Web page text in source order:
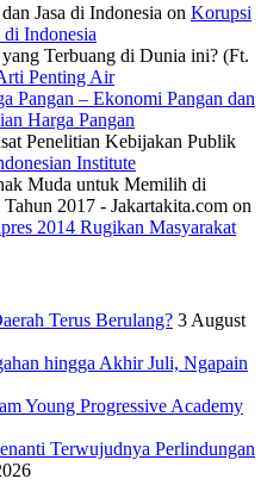
Jasa di Indonesia on Korupsi
di Indonesia
Terbuang di Dunia ini? (Ft.
Penting Air
Pangan – Ekonomi Pangan dan
Harga Pangan
Penelitian Kebijakan Publik
Institute
Muda untuk Memilih di
2017 - Jakartakita.com on
2014 Rugikan Masyarakat
Terus Berulang? 3 August
hingga Akhir Juli, Ngapain
Young Progressive Academy
Terwujudnya Perlindungan